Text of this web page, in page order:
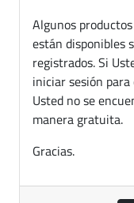
Algunos
están disponibles
registrados. Si
iniciar sesión
Usted no se
manera gratuita.
Gracias.